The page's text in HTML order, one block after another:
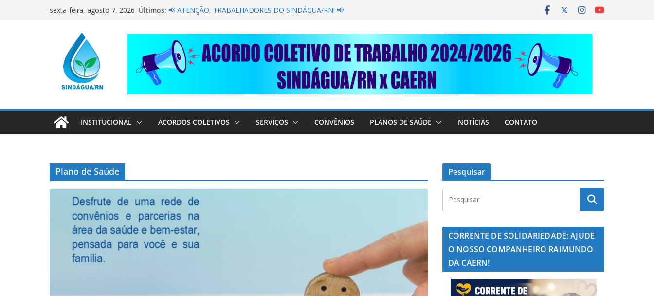
sexta-feira, agosto 7, 2026 Últimos: NÃO DEIXE A GANÂNCIA SECAR SUA TORNEIRA: UNIDOS
Sindágua/RN presente em importante debate com o Ministro
Luiz Marinho!
ELE AVISOU SOBRE A SABESP! 🚨
CORRENTE DE SOLIDARIEDADE: AJUDE O NOSSO
COMPANHEIRO RAIMUNDO DA CAERN!
INSTITUCIONAL ACORDOS COLETIVOS SERVIÇOS CONVÊNIOS PLANOS DE SAÚDE NOTÍCIAS CONTATO
Plano de Saúde Pesquisar
CORRENTE DE SOLIDARIEDADE: AJUDE
O NOSSO COMPANHEIRO RAIMUNDO
DA CAERN!